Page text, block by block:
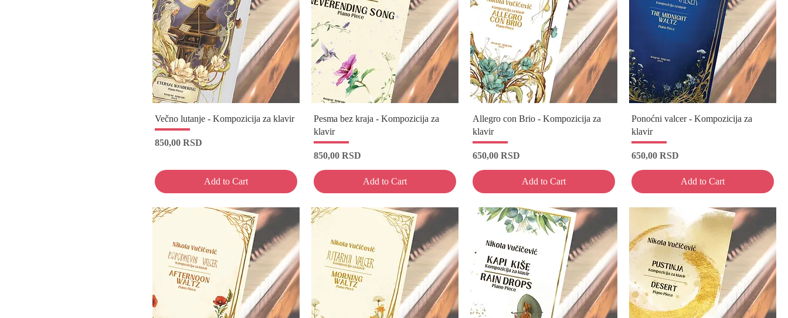
Večno lutanje - Kompozicija za klavir
Price
850,00 RSD
Add to Cart
Pesma bez kraja - Kompozicija za
klavir
Price
850,00 RSD
Add to Cart
Allegro con Brio - Kompozicija za
klavir
Price
650,00 RSD
Add to Cart
Ponoćni valcer - Kompozicija za
klavir
Price
650,00 RSD
Add to Cart